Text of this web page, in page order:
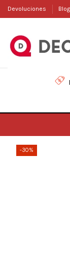
Devoluciones Blog
-30%